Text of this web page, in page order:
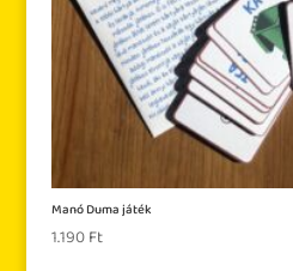
Manó Duma játék
1.190Ft